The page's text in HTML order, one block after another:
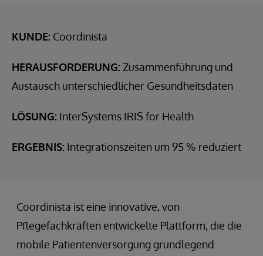
KUNDE: Coordinista
HERAUSFORDERUNG: Zusammenführung und
Austausch unterschiedlicher Gesundheitsdaten
LÖSUNG: InterSystems IRIS for Health
ERGEBNIS: Integrationszeiten um 95 % reduziert
Coordinista ist eine innovative, von
Pflegefachkräften entwickelte Plattform, die die
mobile Patientenversorgung grundlegend